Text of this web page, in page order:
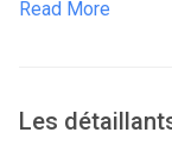
Read More
Les